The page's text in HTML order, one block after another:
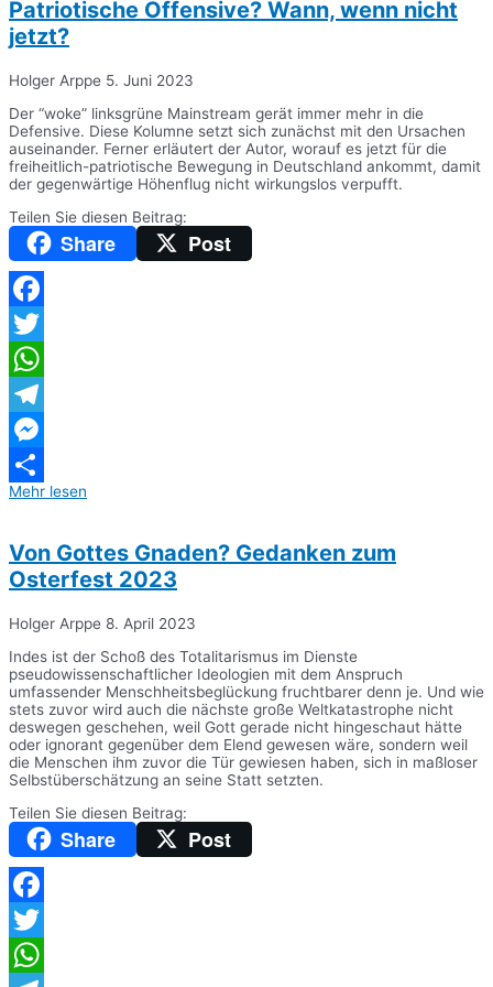
Patriotische Offensive? Wann, wenn nicht
jetzt?
Holger Arppe 5. Juni 2023
Der “woke” linksgrüne Mainstream gerät immer mehr in die
Defensive. Diese Kolumne setzt sich zunächst mit den Ursachen
auseinander. Ferner erläutert der Autor, worauf es jetzt für die
freiheitlich-patriotische Bewegung in Deutschland ankommt, damit
der gegenwärtige Höhenflug nicht wirkungslos verpufft.
Teilen Sie diesen Beitrag:
Share Post
Facebook
Twitter
WhatsApp
Telegram
Messenger
Teilen
Mehr lesen
Von Gottes Gnaden? Gedanken zum
Osterfest 2023
Holger Arppe 8. April 2023
Indes ist der Schoß des Totalitarismus im Dienste
pseudowissenschaftlicher Ideologien mit dem Anspruch
umfassender Menschheitsbeglückung fruchtbarer denn je. Und wie
stets zuvor wird auch die nächste große Weltkatastrophe nicht
deswegen geschehen, weil Gott gerade nicht hingeschaut hätte
oder ignorant gegenüber dem Elend gewesen wäre, sondern weil
die Menschen ihm zuvor die Tür gewiesen haben, sich in maßloser
Selbstüberschätzung an seine Statt setzten.
Teilen Sie diesen Beitrag:
Share Post
Facebook
Twitter